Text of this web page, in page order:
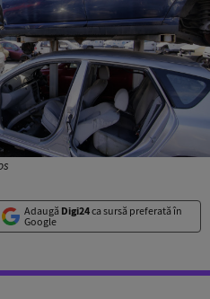
Adaugă Digi24ca sursă preferată în
Google